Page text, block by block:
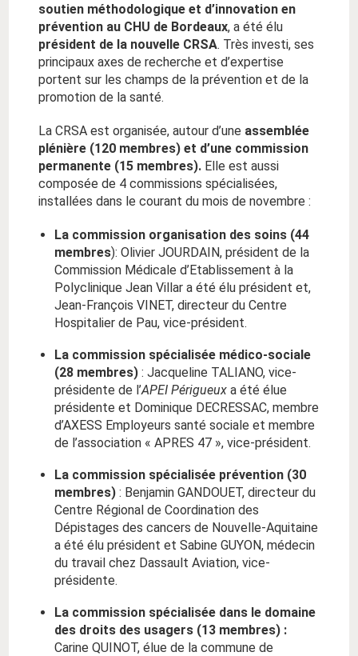
soutien méthodologique et d’innovation en
prévention au CHU de Bordeaux, a été élu
président de la nouvelle CRSA. Très investi, ses
principaux axes de recherche et d’expertise
portent sur les champs de la prévention et de la
promotion de la santé.
La CRSA est organisée, autour d’une assemblée
plénière (120 membres) et d’une commission
permanente (15 membres). Elle est aussi
composée de 4 commissions spécialisées,
installées dans le courant du mois de novembre :
La commission organisation des soins (44
membres): Olivier JOURDAIN, président de la
Commission Médicale d’Etablissement à la
Polyclinique Jean Villar a été élu président et,
Jean-François VINET, directeur du Centre
Hospitalier de Pau, vice-président.
La commission spécialisée médico-sociale
(28 membres) : Jacqueline TALIANO, vice-
présidente de l’APEI Périgueux a été élue
présidente et Dominique DECRESSAC, membre
d’AXESS Employeurs santé sociale et membre
de l’association « APRES 47 », vice-président.
La commission spécialisée prévention (30
membres) : Benjamin GANDOUET, directeur du
Centre Régional de Coordination des
Dépistages des cancers de Nouvelle-Aquitaine
a été élu président et Sabine GUYON, médecin
du travail chez Dassault Aviation, vice-
présidente.
La commission spécialisée dans le domaine
des droits des usagers (13 membres) :
Carine QUINOT, élue de la commune de